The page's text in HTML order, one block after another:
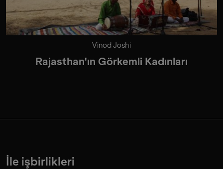
Vinod Joshi
Rajasthan'ın Görkemli Kadınları
İle işbirlikleri